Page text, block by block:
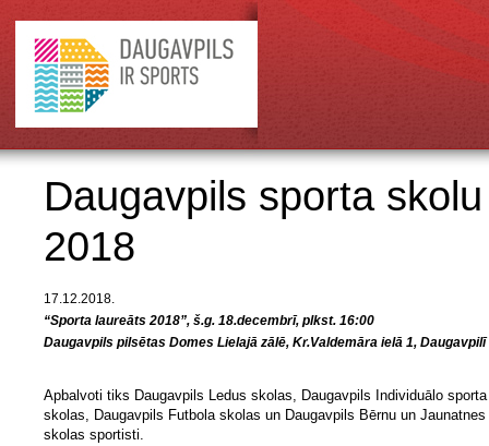
Daugavpils sporta
2018
17.12.2018.
“Sporta laureāts 2018”, š.g. 18.decembrī, plkst. 16:00
Daugavpils pilsētas Domes Lielajā zālē, Kr.Valdemāra ielā 1, Daugavpilī
Apbalvoti tiks Daugavpils Ledus skolas, Daugavpils Individuālo
skolas, Daugavpils Futbola skolas un Daugavpils Bērnu un Jaunatnes
skolas sportisti.